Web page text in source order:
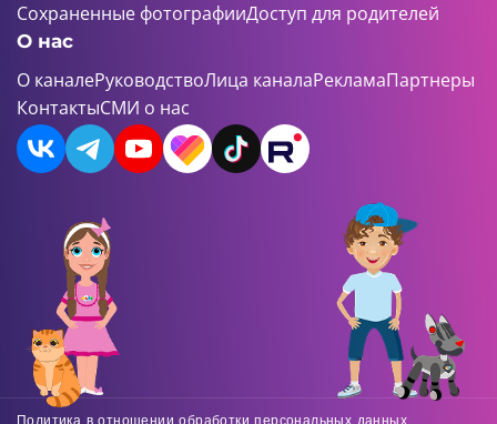
Сохраненные фотографииДоступ для родителей
О нас
О каналеРуководствоЛица каналаРекламаПартнеры
КонтактыСМИ о нас
Политика в отношении обработки персональных данных